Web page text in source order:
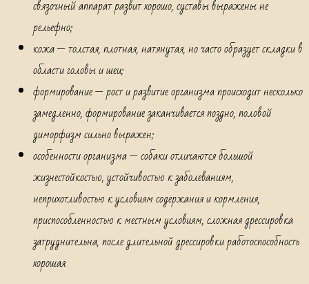
связочный аппарат развит хорошо, суставы выражены не
рельефно;
кожа — толстая, плотная, натянутая, но часто образует складки в
области головы и шеи;
формирование — рост и развитие организма происходит несколько
замедленно, формирование заканчивается поздно, половой
диморфизм сильно выражен;
особенности организма — собаки отличаются большой
жизнестойкостью, устойчивостью к заболеваниям,
неприхотливостью к условиям содержания и кормления,
приспособленностью к местным условиям, сложная дрессировка
затруднительна, после длительной дрессировки работоспособность
хорошая.